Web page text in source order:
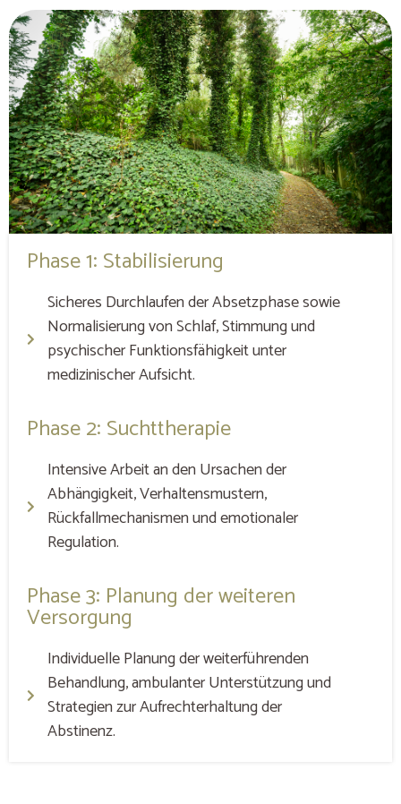
Phase 1: Stabilisierung
Sicheres Durchlaufen der Absetzphase sowie
Normalisierung von Schlaf, Stimmung und
psychischer Funktionsfähigkeit unter
medizinischer Aufsicht.
Phase 2: Suchttherapie
Intensive Arbeit an den Ursachen der
Abhängigkeit, Verhaltensmustern,
Rückfallmechanismen und emotionaler
Regulation.
Phase 3: Planung der weiteren
Versorgung
Individuelle Planung der weiterführenden
Behandlung, ambulanter Unterstützung und
Strategien zur Aufrechterhaltung der
Abstinenz.